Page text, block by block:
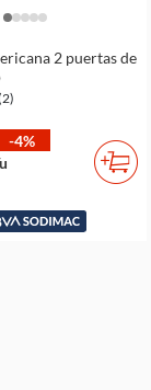
2 puertas de
2)
-4%